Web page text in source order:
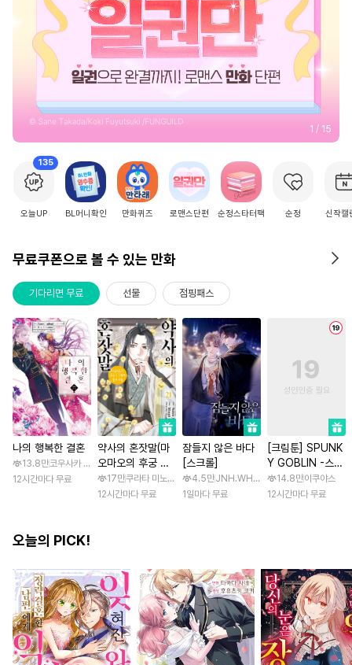
2 / 15
135
오늘UP BL머니확인 만화퀴즈 로맨스단편 순정스타터팩 순정 신작캘
무료쿠폰으로 볼 수 있는 만화
기다리면 무료 선물 점핑패스
나의 행복한 결혼
13.8만코우사카 리토 / 아기토기 아쿠미
12시간마다 무료
약사의 혼잣말(마
오마오의 후궁 수
수께끼 풀이수첩)
17만쿠라타 미노지 / 휴우가 나츠
12시간마다 무료
잠들지 않은 바다
[스크롤]
4.5만JNH.WH Studio / Lasso
1일마다 무료
[크림툰] SPUNK
Y GOBLIN -스펑
키 고블린- [스크
롤]
14.8만이쿠야스
12시간마다 무료
오늘의 PICK!